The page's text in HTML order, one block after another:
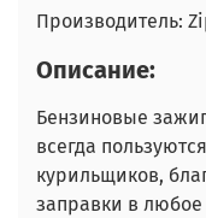
Производитель:
Описание:
Бензиновые
всегда
курильщиков,
заправки в